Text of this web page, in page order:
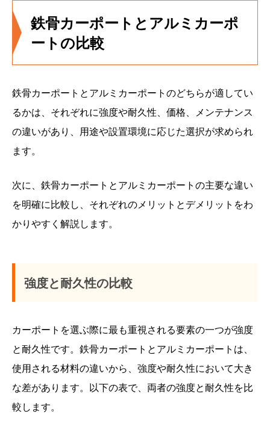
鉄骨カーポートとアルミカーポ
ートの比較
鉄骨カーポートとアルミカーポートのどちらが適してい
るかは、それぞれに強度や耐久性、価格、メンテナンス
の違いがあり、用途や設置環境に応じた選択が求められ
ます。
次に、鉄骨カーポートとアルミカーポートの主要な違い
を明確に比較し、それぞれのメリットとデメリットをわ
かりやすく解説します。
強度と耐久性の比較
カーポートを選ぶ際に最も重視される要素の一つが強度
と耐久性です。鉄骨カーポートとアルミカーポートは、
使用される材料の違いから、強度や耐久性において大き
な差があります。以下の表で、両者の強度と耐久性を比
較します。